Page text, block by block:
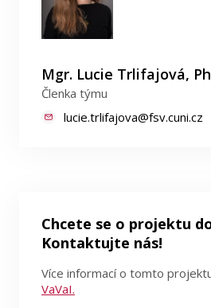
Mgr. Lucie Trlifajová,
Členka týmu
lucie.trlifajova@fsv.cuni.cz
Chcete se o projektu
Kontaktujte nás!
Více informací o tomto
VaVaI.